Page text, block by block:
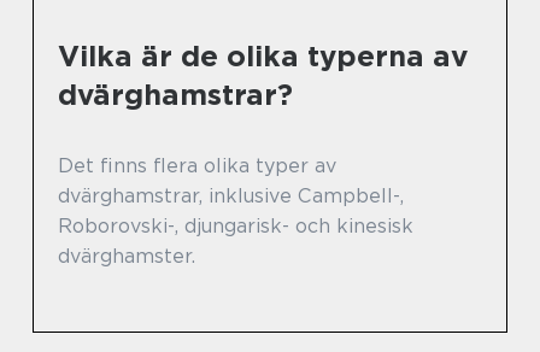
Vilka är de olika typerna av
dvärghamstrar?
Det finns flera olika typer av
dvärghamstrar, inklusive Campbell-,
Roborovski-, djungarisk- och kinesisk
dvärghamster.